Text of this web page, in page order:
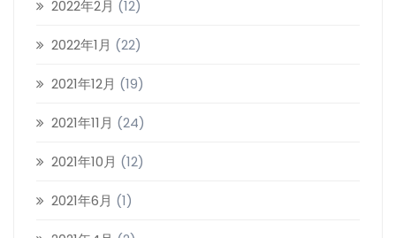
2022年2月 (12)
2022年1月 (22)
2021年12月 (19)
2021年11月 (24)
2021年10月 (12)
2021年6月 (1)